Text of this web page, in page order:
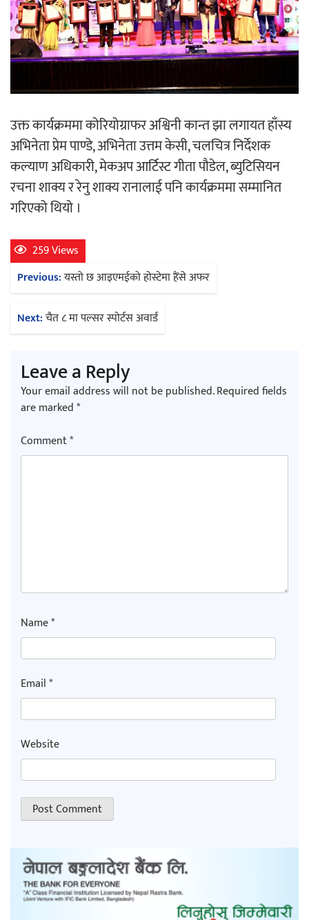
उक्त कार्यक्रममा कोरियोग्राफर अश्विनी कान्त झा लगायत हाँस्य
अभिनेता प्रेम पाण्डे, अभिनेता उत्तम केसी, चलचित्र निर्देशक
कल्याण अधिकारी, मेकअप आर्टिस्ट गीता पौडेल, ब्युटिसियन
रचना शाक्य र रेनु शाक्य रानालाई पनि कार्यक्रममा सम्मानित
गरिएको थियो ।
259 Views
Post
navigation
Previous:यस्तो छ आइएमईको होस्टेमा हैंसे अफर
Next:चैत ८ मा पल्सर स्पोर्टस अवार्ड
Leave a Reply
Your email address will not be published.Required fields
are marked*
Comment*
Name*
Email*
Website